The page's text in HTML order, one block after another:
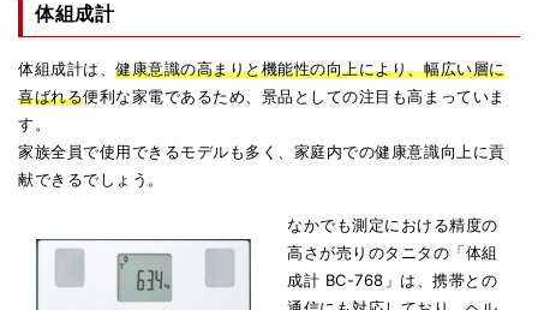
体組成計
体組成計は、健康意識の高まりと機能性の向上により、幅広い層に
喜ばれる便利な家電であるため、景品としての注目も高まっていま
す。
家族全員で使用できるモデルも多く、家庭内での健康意識向上に貢
献できるでしょう。
なかでも測定における精度の
高さが売りのタニタの「体組
成計 BC-768」は、携帯との